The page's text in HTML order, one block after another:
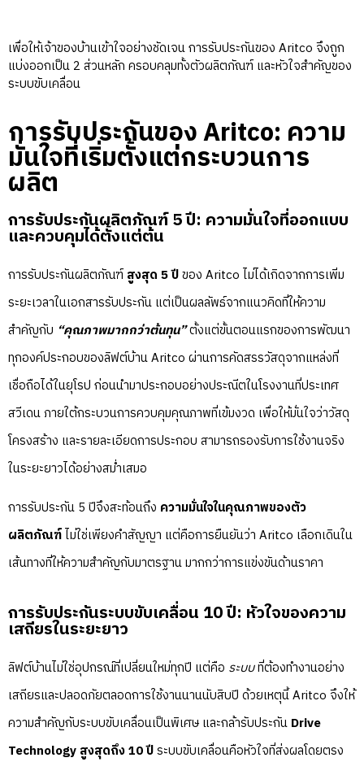
เพื่อให้เจ้าของบ้านเข้าใจอย่างชัดเจน การรับประกันของ Aritco จึงถูก
แบ่งออกเป็น 2 ส่วนหลัก ครอบคลุมทั้งตัวผลิตภัณฑ์ และหัวใจสำคัญของ
ระบบขับเคลื่อน
การรับประกันของ Aritco: ความ
มั่นใจที่เริ่มตั้งแต่กระบวนการ
ผลิต
การรับประกันผลิตภัณฑ์ 5 ปี: ความมั่นใจที่ออกแบบ
และควบคุมได้ตั้งแต่ต้น
การรับประกันผลิตภัณฑ์ สูงสุด 5 ปีของ Aritco ไม่ได้เกิดจากการเพิ่ม
ระยะเวลาในเอกสารรับประกัน แต่เป็นผลลัพธ์จากแนวคิดที่ให้ความ
สำคัญกับ “คุณภาพมากกว่าต้นทุน”ตั้งแต่ขั้นตอนแรกของการพัฒนา
ทุกองค์ประกอบของลิฟต์บ้าน Aritco ผ่านการคัดสรรวัสดุจากแหล่งที่
เชื่อถือได้ในยุโรป ก่อนนำมาประกอบอย่างประณีตในโรงงานที่ประเทศ
สวีเดน ภายใต้กระบวนการควบคุมคุณภาพที่เข้มงวด เพื่อให้มั่นใจว่าวัสดุ
โครงสร้าง และรายละเอียดการประกอบ สามารถรองรับการใช้งานจริง
ในระยะยาวได้อย่างสม่ำเสมอ
การรับประกัน 5 ปีจึงสะท้อนถึง ความมั่นใจในคุณภาพของตัว
ผลิตภัณฑ์ไม่ใช่เพียงคำสัญญา แต่คือการยืนยันว่า Aritco เลือกเดินใน
เส้นทางที่ให้ความสำคัญกับมาตรฐาน มากกว่าการแข่งขันด้านราคา
การรับประกันระบบขับเคลื่อน 10 ปี: หัวใจของความ
เสถียรในระยะยาว
ลิฟต์บ้านไม่ใช่อุปกรณ์ที่เปลี่ยนใหม่ทุกปี แต่คือ ระบบที่ต้องทำงานอย่าง
เสถียรและปลอดภัยตลอดการใช้งานนานนับสิบปี ด้วยเหตุนี้ Aritco จึงให้
ความสำคัญกับระบบขับเคลื่อนเป็นพิเศษ และกล้ารับประกัน Drive
Technology สูงสุดถึง 10 ปีระบบขับเคลื่อนคือหัวใจที่ส่งผลโดยตรง